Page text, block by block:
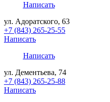
Написать
ул. Адоратского, 63
+7 (843) 265-25-55
Написать
Написать
ул. Дементьева, 74
+7 (843) 265-25-88
Написать